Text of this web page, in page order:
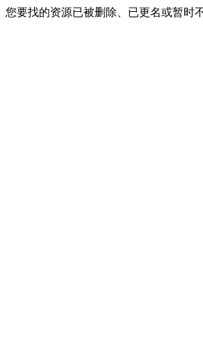
您要找的资源已被删除、已更名或暂时